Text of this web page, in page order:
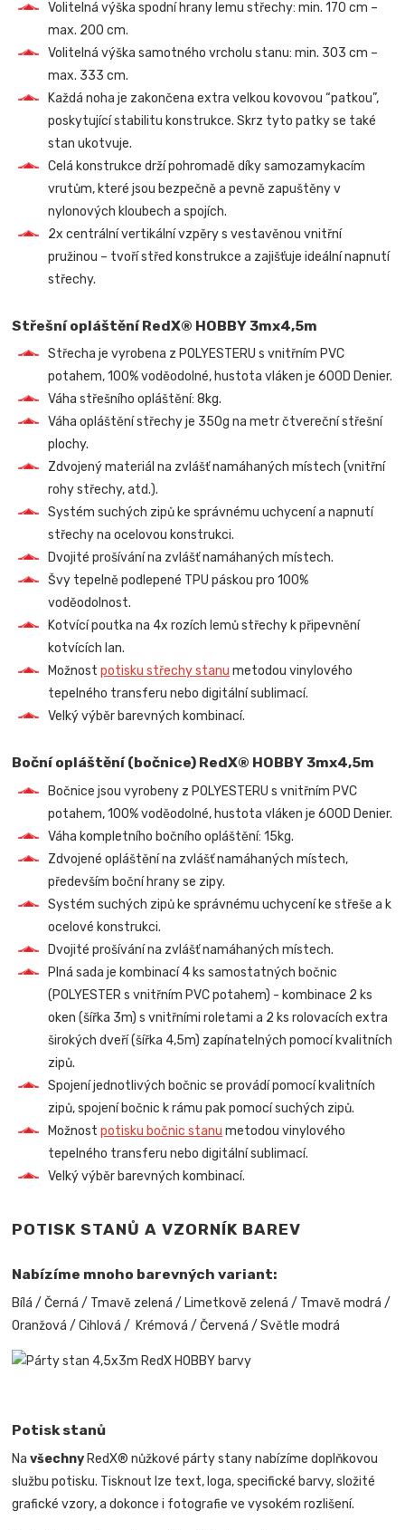
Volitelná výška spodní hrany lemu střechy: min. 170 cm –
max. 200 cm.
Volitelná výška samotného vrcholu stanu: min. 303 cm –
max. 333 cm.
Každá noha je zakončena extra velkou kovovou “patkou”,
poskytující stabilitu konstrukce. Skrz tyto patky se také
stan ukotvuje.
Celá konstrukce drží pohromadě díky samozamykacím
vrutům, které jsou bezpečně a pevně zapuštěny v
nylonových kloubech a spojích.
2x centrální vertikální vzpěry s vestavěnou vnitřní
pružinou – tvoří střed konstrukce a zajišťuje ideální napnutí
střechy.
Střešní opláštění RedX® HOBBY 3mx4,5m
Střecha je vyrobena z POLYESTERU s vnitřním PVC
potahem, 100% voděodolné, hustota vláken je 600D Denier.
Váha střešního opláštění: 8kg.
Váha opláštění střechy je 350g na metr čtvereční střešní
plochy.
Zdvojený materiál na zvlášť namáhaných místech (vnitřní
rohy střechy, atd.).
Systém suchých zipů ke správnému uchycení a napnutí
střechy na ocelovou konstrukci.
Dvojité prošívání na zvlášť namáhaných místech.
Švy tepelně podlepené TPU páskou pro 100%
voděodolnost.
Kotvící poutka na 4x rozích lemů střechy k připevnění
kotvících lan.
Možnostpotisku střechy stanu metodou vinylového
tepelného transferu nebo digitální sublimací.
Velký výběr barevných kombinací.
Boční opláštění (bočnice) RedX® HOBBY 3mx4,5m
Bočnice jsou vyrobeny z POLYESTERU s vnitřním PVC
potahem, 100% voděodolné, hustota vláken je 600D Denier.
Váha kompletního bočního opláštění: 15kg.
Zdvojené opláštění na zvlášť namáhaných místech,
především boční hrany se zipy.
Systém suchých zipů ke správnému uchycení ke střeše a k
ocelové konstrukci.
Dvojité prošívání na zvlášť namáhaných místech.
Plná sada je kombinací 4 ks samostatných bočnic
(POLYESTER s vnitřním PVC potahem) - kombinace 2 ks
oken (šířka 3m) s vnitřními roletami a 2 ks rolovacích extra
širokých dveří (šířka 4,5m) zapínatelných pomocí kvalitních
zipů.
Spojení jednotlivých bočnic se provádí pomocí kvalitních
zipů, spojení bočnic k rámu pak pomocí suchých zipů.
Možnostpotisku bočnic stanu metodou vinylového
tepelného transferu nebo digitální sublimací.
Velký výběr barevných kombinací.
POTISK STANŮ A VZORNÍK BAREV
Nabízíme mnoho barevných variant:
Bílá / Černá / Tmavě zelená / Limetkově zelená / Tmavě modrá /
Oranžová / Cihlová / Krémová / Červená / Světle modrá
Potisk stanů
Navšechny RedX® nůžkové párty stany nabízíme doplňkovou
službu potisku. Tisknout lze text, loga, specifické barvy, složité
grafické vzory, a dokonce i fotografie ve vysokém rozlišení.